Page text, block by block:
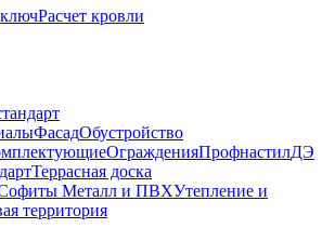
Расчет кровли
ФасадОбустройство
ОгражденияПрофнастилДЭ
Террасная доска
Металл и ПВХУтепление и
территория